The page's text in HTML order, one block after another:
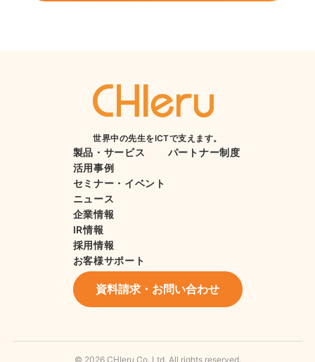
世界中の先生をICTで支えます。
製品・サービス
活用事例
セミナー・イベント
ニュース
企業情報
IR情報
採用情報
お客様サポート
パートナー制度
資料請求・お問い合わせ
© 2026 CHIeru Co.,Ltd. All rights reserved.